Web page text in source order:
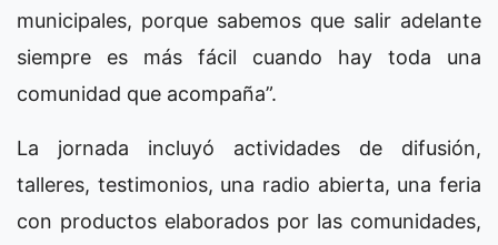
municipales, porque sabemos que salir adelante
siempre es más fácil cuando hay toda una
comunidad que acompaña”.
La jornada incluyó actividades de difusión,
talleres, testimonios, una radio abierta, una feria
con productos elaborados por las comunidades,